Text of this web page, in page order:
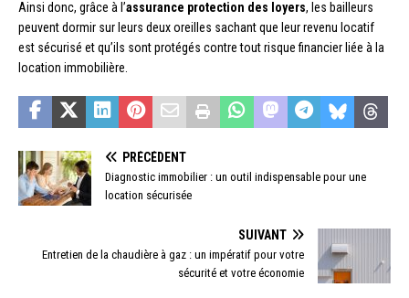
Ainsi donc, grâce à l’assurance protection des loyers, les bailleurs
peuvent dormir sur leurs deux oreilles sachant que leur revenu locatif
est sécurisé et qu’ils sont protégés contre tout risque financier liée à la
location immobilière.
PRÉCÉDENT
Diagnostic immobilier : un outil indispensable pour une
location sécurisée
SUIVANT
Entretien de la chaudière à gaz : un impératif pour votre
sécurité et votre économie